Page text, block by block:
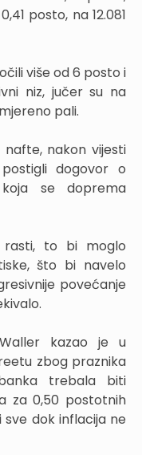
posto, na 12.081
više od 6 posto i
niz, jučer su na
pali.
nakon vijesti
dogovor o
se doprema
rasti, to bi moglo
što bi navelo
povećanje
kazao je u
zbog praznika
trebala biti
za 0,50 postotnih
sve dok inflacija ne